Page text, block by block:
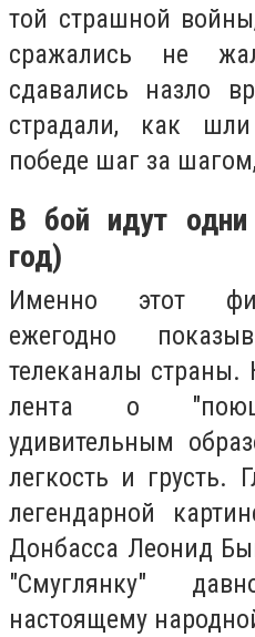
той страшной
сражались не
сдавались назло
страдали, как
победе шаг за
В бой идут одни
год)
Именно этот
ежегодно
телеканалы страны.
лента о
удивительным
легкость и грусть.
легендарной
Донбасса Леонид
"Смуглянку"
настоящему